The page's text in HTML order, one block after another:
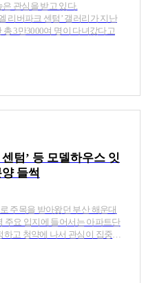
관심을 받고 있다.
리버파크 센텀’ 갤러리가 지난
3만3000여 명이 다녀갔다고
텀’ 등 모델하우스 잇
들썩
주목을 받아왔던 부산 해운대
주요 입지에 들어서는 아파트단
고 청약에 나서 관심이 집중된